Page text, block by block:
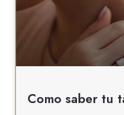
Como saber tu